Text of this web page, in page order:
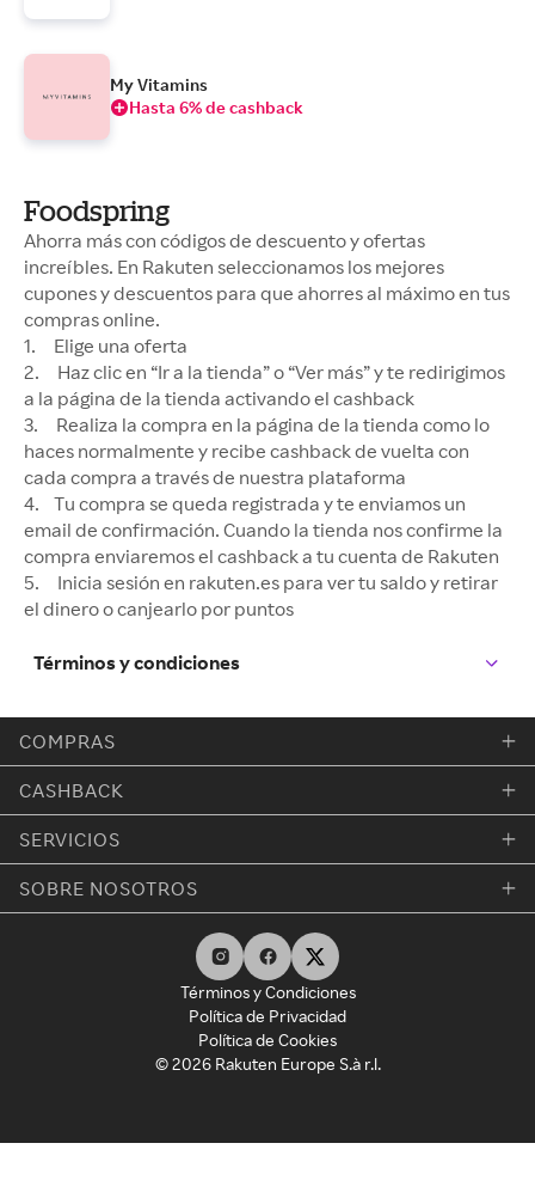
My Vitamins
Hasta 6% de cashback
Foodspring
Ahorra más con códigos de descuento y ofertas
increíbles. En Rakuten seleccionamos los mejores
cupones y descuentos para que ahorres al máximo en tus
compras online.
1. Elige una oferta
2. Haz clic en “Ir a la tienda” o “Ver más” y te redirigimos
a la página de la tienda activando el cashback
3. Realiza la compra en la página de la tienda como lo
haces normalmente y recibe cashback de vuelta con
cada compra a través de nuestra plataforma
4. Tu compra se queda registrada y te enviamos un
email de confirmación. Cuando la tienda nos confirme la
compra enviaremos el cashback a tu cuenta de Rakuten
5. Inicia sesión en rakuten.es para ver tu saldo y retirar
el dinero o canjearlo por puntos
Términos y condiciones
COMPRAS
CASHBACK
SERVICIOS
SOBRE NOSOTROS
Términos y Condiciones
Política de Privacidad
Política de Cookies
© 2026 Rakuten Europe S.à r.l.